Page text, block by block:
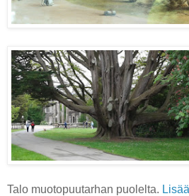
Talo muotopuutarhan puolelta.